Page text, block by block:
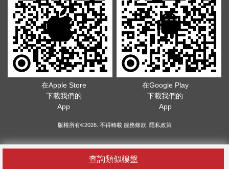
查詢類似樓盤
在Apple Store
下載我們的
App
在Google Play
下載我們的
App
版權所有©2026. 不得轉載 服務條款 隱私政策